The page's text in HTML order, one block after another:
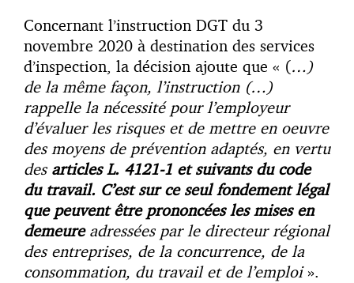
Concernant l’instruction DGT du 3
novembre 2020 à destination des services
d’inspection, la décision ajoute que « (…)
de la même façon, l’instruction (…)
rappelle la nécessité pour l’employeur
d’évaluer les risques et de mettre en oeuvre
des moyens de prévention adaptés, en vertu
des articles L. 4121-1 et suivants du code
du travail. C’est sur ce seul fondement légal
que peuvent être prononcées les mises en
demeureadressées par le directeur régional
des entreprises, de la concurrence, de la
consommation, du travail et de l’emploi».